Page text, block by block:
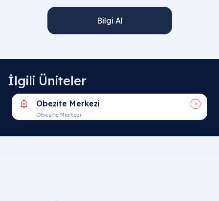
Bilgi Al
İlgili Üniteler
Obezite Merkezi
Obezite Merkezi